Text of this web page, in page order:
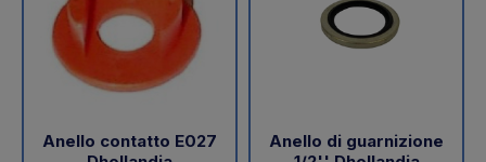
Anello contatto E027
Anello di guarnizione